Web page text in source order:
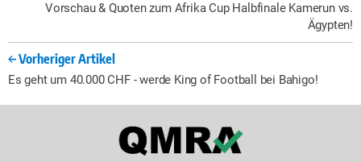
Vorschau & Quoten zum Afrika Cup Halbfinale Kamerun vs.
Ägypten!
Vorheriger Artikel
Es geht um 40.000 CHF - werde King of Football bei Bahigo!